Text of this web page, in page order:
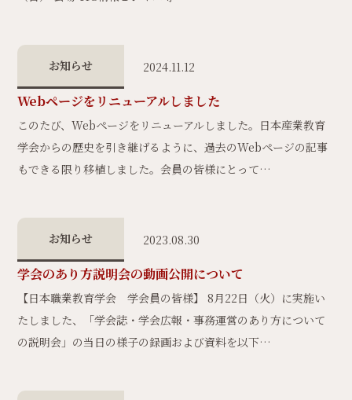
お知らせ 2024.11.12
Webページをリニューアルしました
このたび、Webページをリニューアルしました。日本産業教育
学会からの歴史を引き継げるように、過去のWebページの記事
もできる限り移植しました。会員の皆様にとって…
お知らせ 2023.08.30
学会のあり方説明会の動画公開について
【日本職業教育学会 学会員の皆様】 8月22日（火）に実施い
たしました、「学会誌・学会広報・事務運営のあり方について
の説明会」の当日の様子の録画および資料を以下…